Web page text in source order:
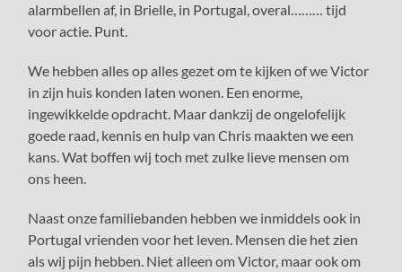
alarmbellen af, in Brielle, in Portugal, overal……… tijd
voor actie. Punt.
We hebben alles op alles gezet om te kijken of we Victor
in zijn huis konden laten wonen. Een enorme,
ingewikkelde opdracht. Maar dankzij de ongelofelijk
goede raad, kennis en hulp van Chris maakten we een
kans. Wat boffen wij toch met zulke lieve mensen om
ons heen.
Naast onze familiebanden hebben we inmiddels ook in
Portugal vrienden voor het leven. Mensen die het zien
als wij pijn hebben. Niet alleen om Victor, maar ook om